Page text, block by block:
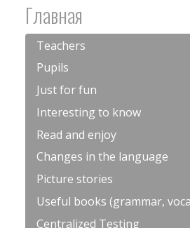
Главная
Teachers
Pupils
Just for fun
Interesting to know
Read and enjoy
Changes in the language
Picture stories
Useful books (grammar,
Centralized Testing